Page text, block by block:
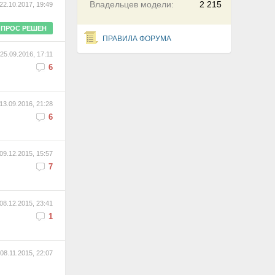
2 215
Владельцев модели:
ПРАВИЛА ФОРУМА
22.10.2017, 19:49
РЕШЕН
25.09.2016, 17:11
6
13.09.2016, 21:28
6
09.12.2015, 15:57
7
08.12.2015, 23:41
1
08.11.2015, 22:07